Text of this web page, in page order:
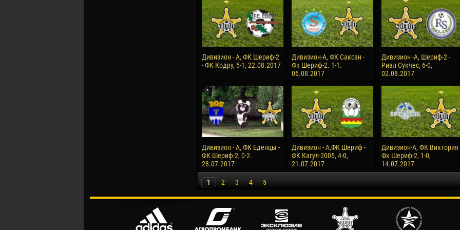
Дивизион - А, ФК Шериф-2
- ФК Кодру, 5-1, 22.08.2017
Дивизион-А, ФК Саксан -
Фк Шериф-2. 1-1.
06.08.2017
Дивизион -А, Шериф-2 -
Риал Сукчес, 6-0,
02.08.2017
Дивизион - А, ФК Еденцы -
ФК Шериф-2, 0-2.
28.07.2017
Дивизион - А,ФК Шериф -
ФК Кагул-2005, 4-0,
21.07.2017
Дивизион-А, ФК Виктория
Фк Шериф-2, 1-0,
14.07.2017
1 2 3 4 5